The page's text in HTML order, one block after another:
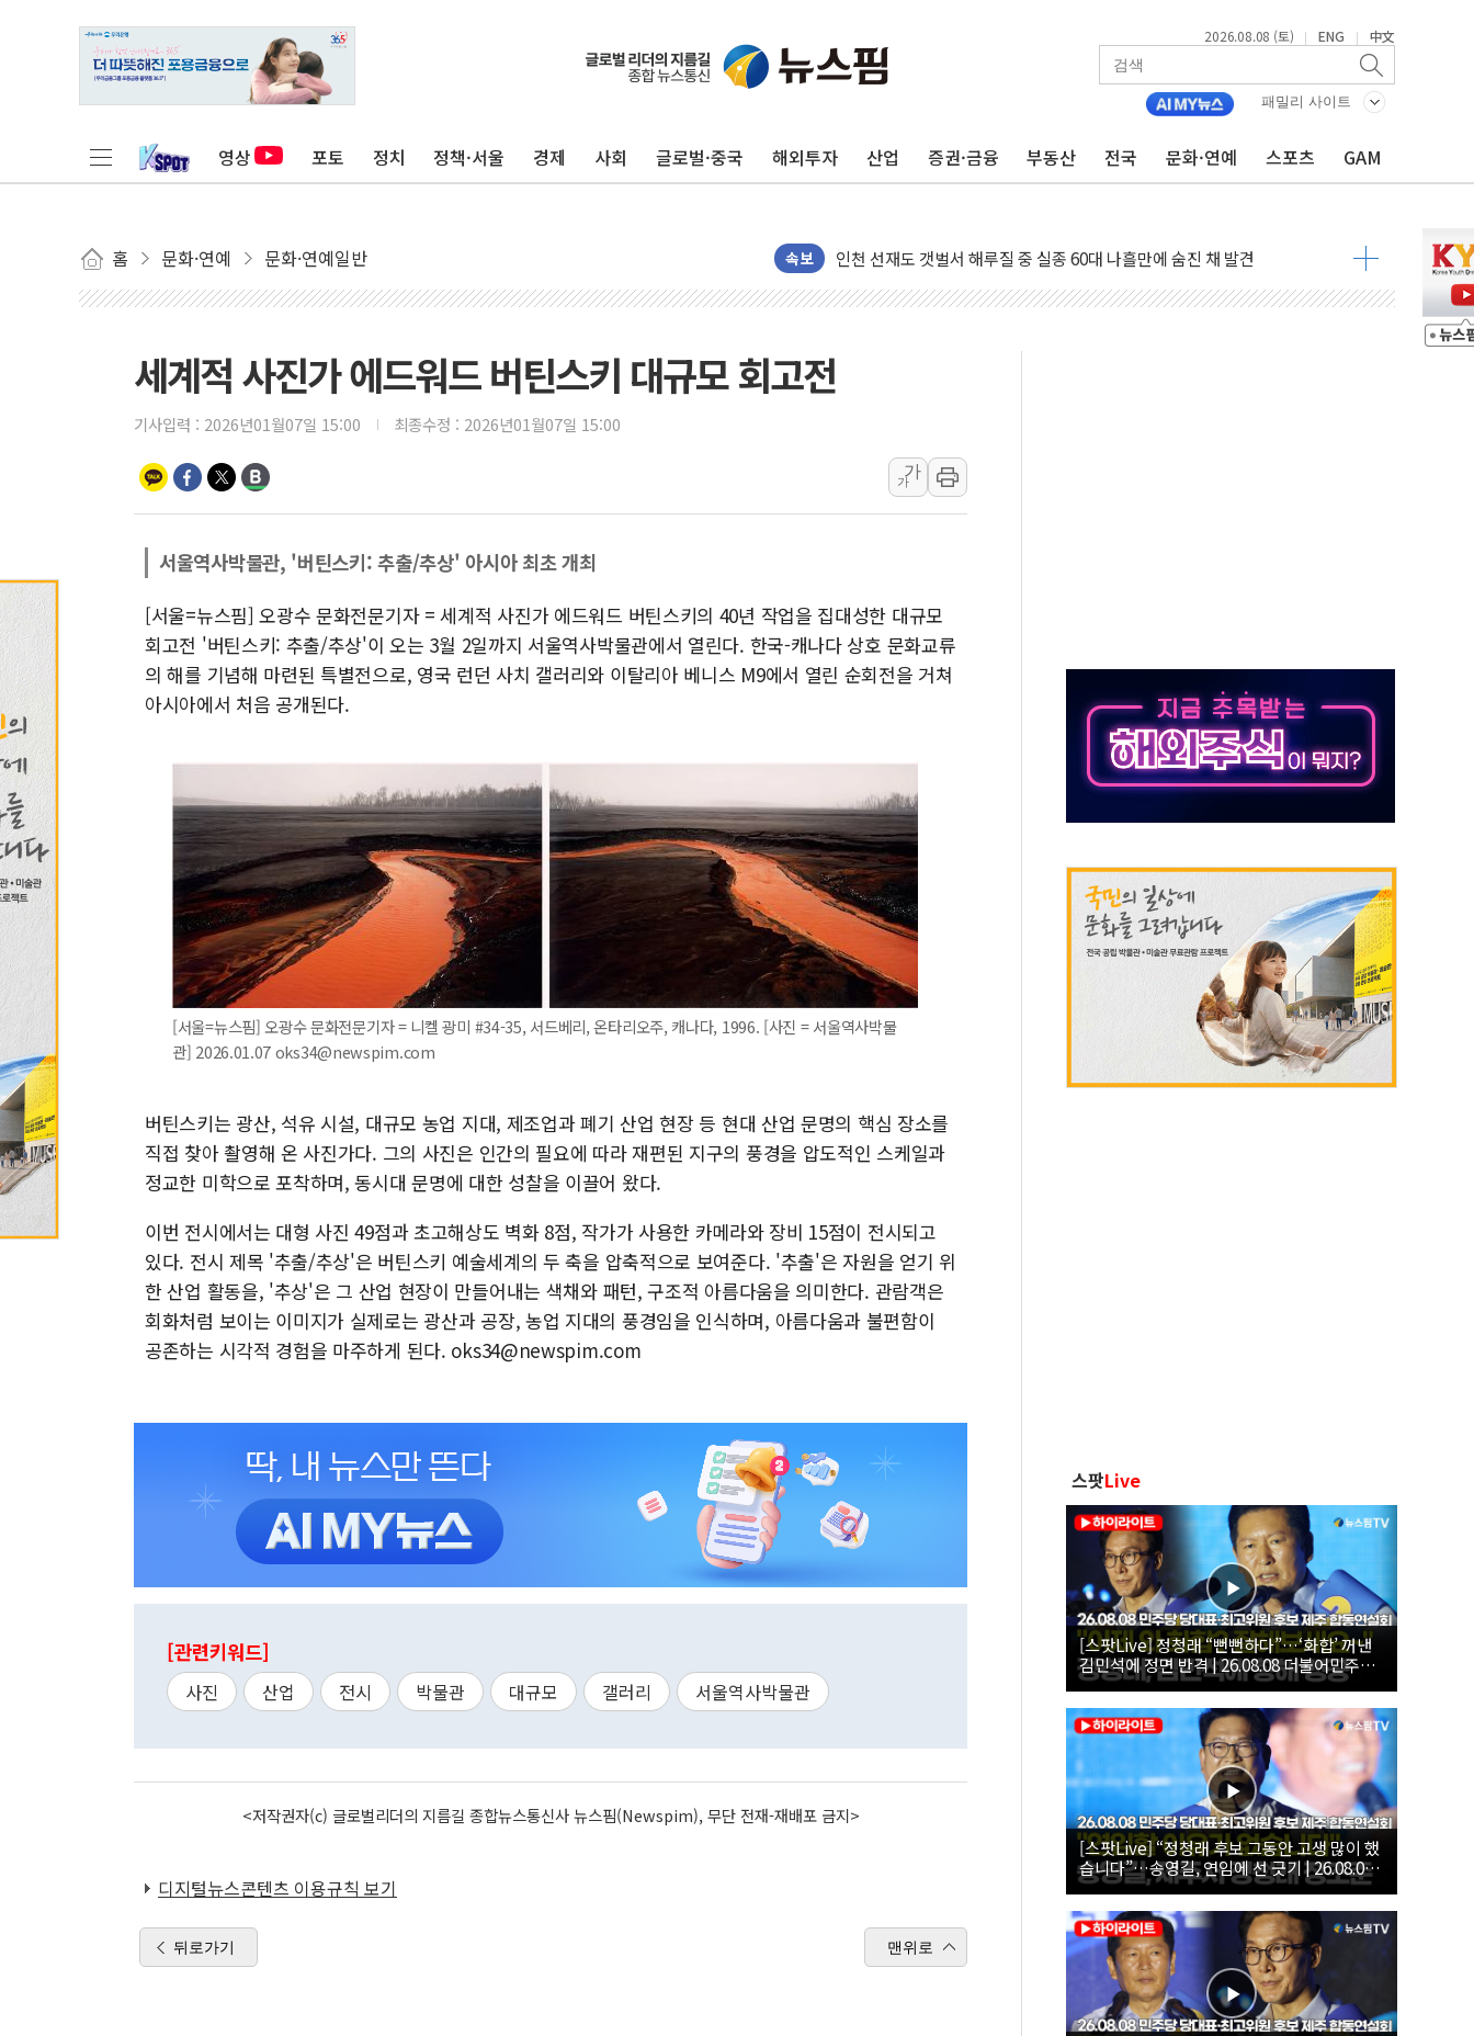
2026.08.08 (토) | ENG | 中文
패밀리 사이트
영상 포토 정치 정책·서울 경제 사회 글로벌·중국 해외투자 산업 증권·금융 부동산 전국 문화·연예 스포츠 GAM
홈 문화·연예 문화·연예일반 속보
여수 오동도 인근 해상서 모터보트 전복…1명 사망·1명 실종
인천서 말다툼 중 어머니 흉기 살해 10대 아들 체포
'화합' 꺼낸 김민석에 '뻔뻔' 받아친 정청래…제주 연설서 신경전 고조
인제 용대리 계곡서 수위 상승으로 피서객 7명 고립…전원 구조
동해시, 11~14일 '별똥별 멍' 운영…페르세우스 유성우 관측
李대통령, 'ISA·주가누르기 방지법' 전면 재검토 지시
'호우 특보' 경북 울진 시간당 20~30mm 강한 비...가뭄 해소될 듯
주말 무더위·열대야 지속…내륙 곳곳 소나기
오세훈 "용산공원 주택 검토, 민주당 스스로 원칙 뒤집는 것"
충북 주말 무더위 지속…청주·진천 35도, 곳곳 소나기
10월 보완수사권 폐지·공소청 출범…피해자들 '범죄 사각지대' 우려
세계적 사진가 에드워드 버틴스키 대규모 회고전
기사입력 : 2026년01월07일 15:00 최종수정 : 2026년01월07일 15:00
가
가
서울역사박물관, '버틴스키: 추출/추상' 아시아 최초 개최
[서울=뉴스핌] 오광수 문화전문기자 = 세계적 사진가 에드워드 버틴스키의 40년 작업을 집대성한 대규모
회고전 '버틴스키: 추출/추상'이 오는 3월 2일까지 서울역사박물관에서 열린다. 한국-캐나다 상호 문화교류
의 해를 기념해 마련된 특별전으로, 영국 런던 사치 갤러리와 이탈리아 베니스 M9에서 열린 순회전을 거쳐
아시아에서 처음 공개된다.
[서울=뉴스핌] 오광수 문화전문기자 = 니켈 광미 #34-35, 서드베리, 온타리오주, 캐나다, 1996. [사진 = 서울역사박물
관] 2026.01.07 oks34@newspim.com
버틴스키는 광산, 석유 시설, 대규모 농업 지대, 제조업과 폐기 산업 현장 등 현대 산업 문명의 핵심 장소를
직접 찾아 촬영해 온 사진가다. 그의 사진은 인간의 필요에 따라 재편된 지구의 풍경을 압도적인 스케일과
정교한 미학으로 포착하며, 동시대 문명에 대한 성찰을 이끌어 왔다.
이번 전시에서는 대형 사진 49점과 초고해상도 벽화 8점, 작가가 사용한 카메라와 장비 15점이 전시되고
있다. 전시 제목 '추출/추상'은 버틴스키 예술세계의 두 축을 압축적으로 보여준다. '추출'은 자원을 얻기 위
한 산업 활동을, '추상'은 그 산업 현장이 만들어내는 색채와 패턴, 구조적 아름다움을 의미한다. 관람객은
회화처럼 보이는 이미지가 실제로는 광산과 공장, 농업 지대의 풍경임을 인식하며, 아름다움과 불편함이
공존하는 시각적 경험을 마주하게 된다. oks34@newspim.com
[관련키워드]
사진 산업 전시 박물관 대규모 갤러리 서울역사박물관
<저작권자(c) 글로벌리더의 지름길 종합뉴스통신사 뉴스핌(Newspim), 무단 전재-재배포 금지>
디지털뉴스콘텐츠 이용규칙 보기
뒤로가기 맨위로
스팟Live
[스팟Live] 정청래 “뻔뻔하다”…‘화합’ 꺼낸
김민석에 정면 반격 | 26.08.08 더불어민주당
당대표·최고위원 후보 제주 합동연설회
[스팟Live] “정청래 후보 그동안 고생 많이 했
습니다”…송영길, 연임에 선 긋기 | 26.08.08
더불어민주당 당대표·최고위원 후보 제주 합
동연설회